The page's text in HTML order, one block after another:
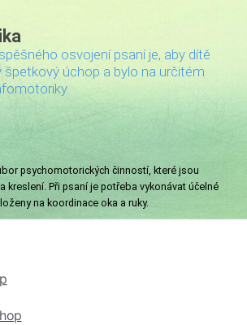
osvojení psaní je, aby dítě
špetkový úchop a bylo na určitém
psychomotorických činností, které jsou
kreslení. Při psaní je potřeba vykonávat účelné
na koordinace oka a ruky.